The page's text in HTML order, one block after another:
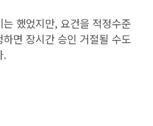
했었지만, 요건을 적정수준
면 장시간 승인 거절될 수도
.